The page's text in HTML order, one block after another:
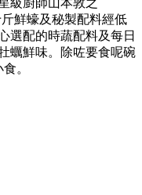
級廚師山本敦之
斤鮮蠔及秘製配料經低
選配的時蔬配料及每日
蠣鮮味。除咗要食呢碗
。